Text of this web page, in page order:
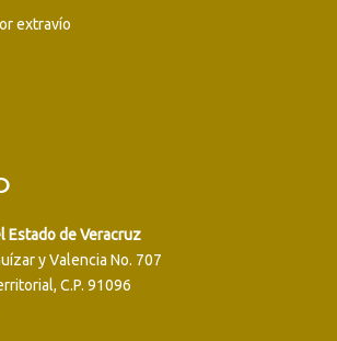
extravío
Estado de Veracruz
y Valencia No. 707
C.P. 91096